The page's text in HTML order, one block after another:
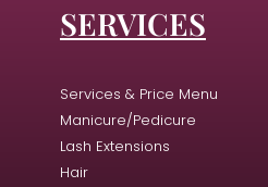
SERVICES
Services & Price Menu
Manicure/Pedicure
Lash Extensions
Hair